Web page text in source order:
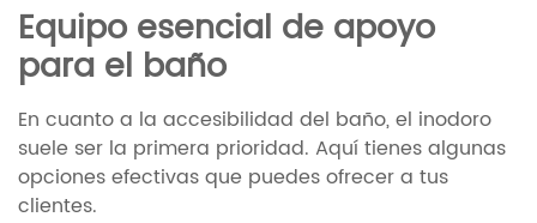
Equipo esencial de apoyo
para el baño
En cuanto a la accesibilidad del baño, el inodoro
suele ser la primera prioridad. Aquí tienes algunas
opciones efectivas que puedes ofrecer a tus
clientes.